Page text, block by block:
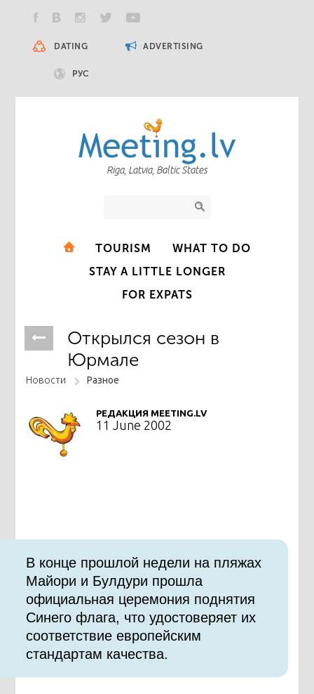
DATING ADVERTISING
РУС
Riga, Latvia, Baltic States
TOURISM
WHAT TO DO
STAY A LITTLE LONGER
FOR EXPATS
Открылся сезон в
Юрмале
Новости Разное
РЕДАКЦИЯ MEETING.LV
11 June 2002
В конце прошлой недели на пляжах
Майори и Булдури прошла
официальная церемония поднятия
Синего флага, что удостоверяет их
соответствие европейским
стандартам качества.